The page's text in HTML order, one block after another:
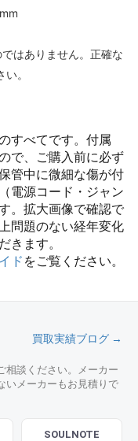
はありません。正確な
。
すべてです。付属
で、ご購入前に必ず
管中に微細な傷が付
電源コード・ジャン
。拡大画像で確認で
問題のない経年変化
きます。
ド をご覧ください。
買取実績ブログ →
相談ください。メーカー
いメーカーもお見積りで
SOULNOTE